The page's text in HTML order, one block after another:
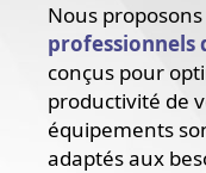
Nous
professionnels
conçus pour
productivité de
équipements
adaptés aux